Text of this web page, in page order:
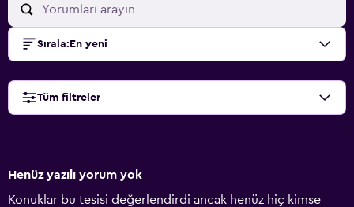
Sırala: En yeni
Tüm filtreler
Henüz yazılı yorum yok
Konuklar bu tesisi değerlendirdi ancak henüz hiç kimse